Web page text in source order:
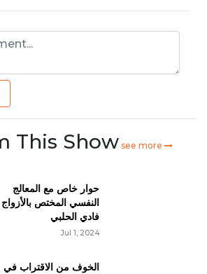
This Show see more
حوار خاص مع المعالج
النفسي المختص بالأزواج
فادي الحلبي
Jul 1, 2024
الخوف من الاقتراب في